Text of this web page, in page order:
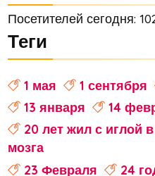
Посетителей сегодня:
Теги
1 мая 1 сентября
13 января
14
20 лет жил с иглой
мозга
23 Февраля
24